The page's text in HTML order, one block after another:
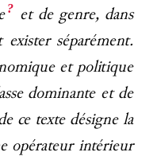
? et de genre, dans
séparément.
et politique
dominante et de
ce texte désigne la
opérateur intérieur